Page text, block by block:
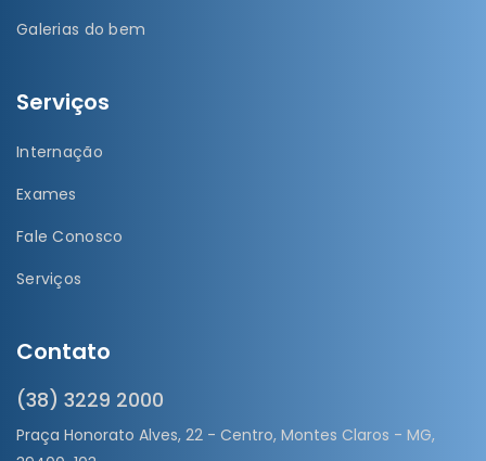
Galerias do bem
Serviços
Internação
Exames
Fale Conosco
Serviços
Contato
(38) 3229 2000
Praça Honorato Alves, 22 - Centro, Montes Claros - MG,